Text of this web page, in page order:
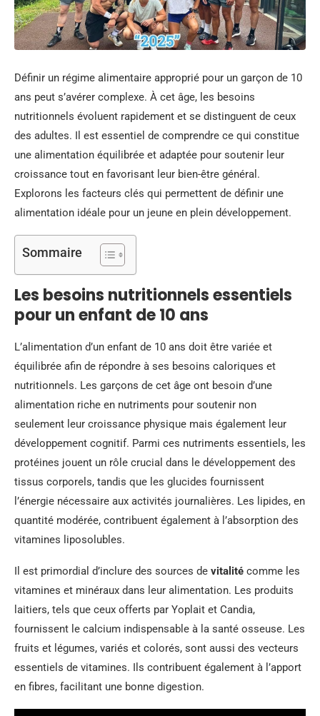
Définir un régime alimentaire approprié pour un garçon de 10
ans peut s’avérer complexe. À cet âge, les besoins
nutritionnels évoluent rapidement et se distinguent de ceux
des adultes. Il est essentiel de comprendre ce qui constitue
une alimentation équilibrée et adaptée pour soutenir leur
croissance tout en favorisant leur bien-être général.
Explorons les facteurs clés qui permettent de définir une
alimentation idéale pour un jeune en plein développement.
Sommaire
Les besoins nutritionnels essentiels
pour un enfant de 10 ans
L’alimentation d’un enfant de 10 ans doit être variée et
équilibrée afin de répondre à ses besoins caloriques et
nutritionnels. Les garçons de cet âge ont besoin d’une
alimentation riche en nutriments pour soutenir non
seulement leur croissance physique mais également leur
développement cognitif. Parmi ces nutriments essentiels, les
protéines jouent un rôle crucial dans le développement des
tissus corporels, tandis que les glucides fournissent
l’énergie nécessaire aux activités journalières. Les lipides, en
quantité modérée, contribuent également à l’absorption des
vitamines liposolubles.
Il est primordial d’inclure des sources de vitalité comme les
vitamines et minéraux dans leur alimentation. Les produits
laitiers, tels que ceux offerts par Yoplait et Candia,
fournissent le calcium indispensable à la santé osseuse. Les
fruits et légumes, variés et colorés, sont aussi des vecteurs
essentiels de vitamines. Ils contribuent également à l’apport
en fibres, facilitant une bonne digestion.